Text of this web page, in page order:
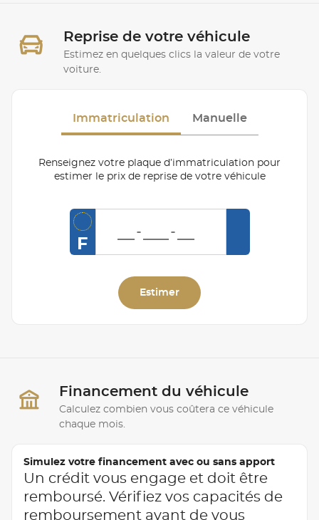
Reprise de votre véhicule
Estimez en quelques clics la valeur de votre
voiture.
Immatriculation Manuelle
Renseignez votre plaque d’immatriculation pour
estimer le prix de reprise de votre véhicule
F
Estimer
Financement du véhicule
Calculez combien vous coûtera ce véhicule
chaque mois.
Simulez votre financement avec ou sans apport
Un crédit vous engage et doit être
remboursé. Vérifiez vos capacités de
remboursement avant de vous